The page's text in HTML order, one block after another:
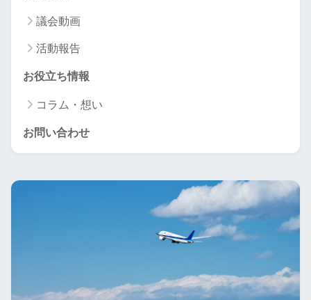
議会動画
活動報告
お役立ち情報
コラム・想い
お問い合わせ